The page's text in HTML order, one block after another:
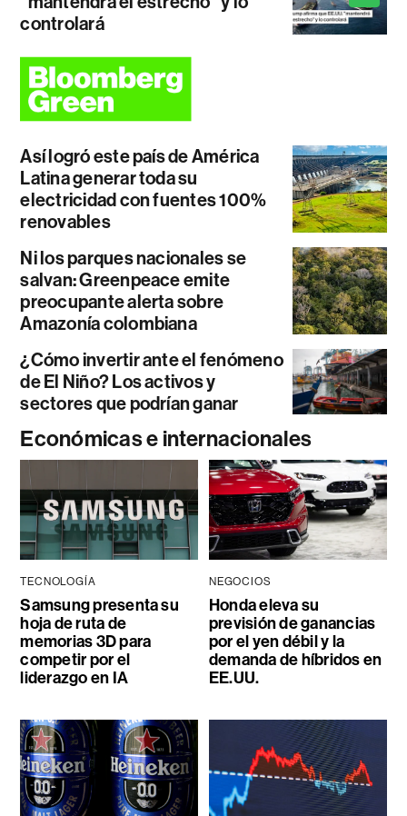
controlará
Así logró este país de América
Latina generar toda su
electricidad con fuentes 100%
renovables
Ni los parques nacionales se
salvan: Greenpeace emite
preocupante alerta sobre
Amazonía colombiana
¿Cómo invertir ante el fenómeno
de El Niño? Los activos y
sectores que podrían ganar
Económicas e internacionales
TECNOLOGÍA
Samsung presenta su
hoja de ruta de
memorias 3D para
competir por el
liderazgo en IA
NEGOCIOS
Honda eleva su
previsión de ganancias
por el yen débil y la
demanda de híbridos en
EE.UU.